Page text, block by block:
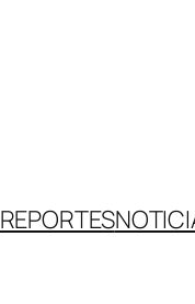
REPORTES